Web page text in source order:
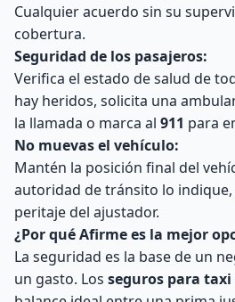
Cualquier acuerdo sin su
cobertura.
Seguridad de los pasajeros:
Verifica el estado de salud de
hay heridos, solicita una
la llamada o marca al 911 para
No muevas el vehículo:
Mantén la posición final del
autoridad de tránsito lo
peritaje del ajustador.
¿Por qué Afirme es la mejor
La seguridad es la base de un
un gasto. Los seguros para